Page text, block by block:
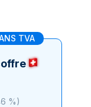
TVA
%)